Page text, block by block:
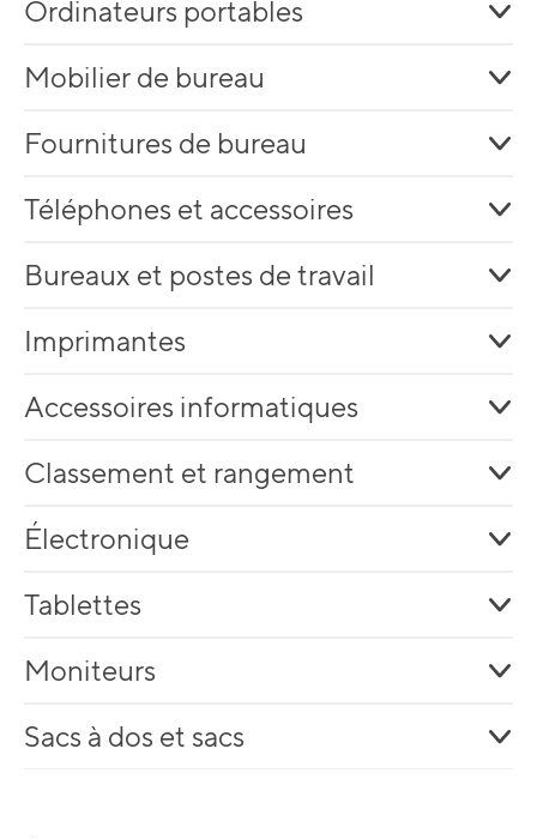
Ordinateurs portables
Mobilier de bureau
Fournitures de bureau
Téléphones et accessoires
Bureaux et postes de travail
Imprimantes
Accessoires informatiques
Classement et rangement
Électronique
Tablettes
Moniteurs
Sacs à dos et sacs